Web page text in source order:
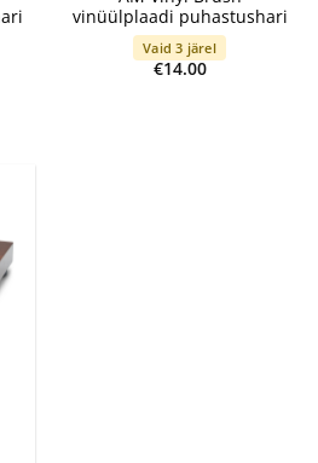
vinüülplaadi puhastushari
Vaid 3 järel
€14.00